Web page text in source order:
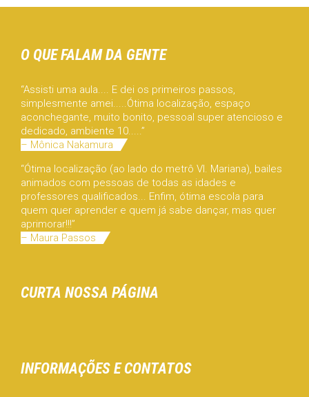
O QUE FALAM DA GENTE
“Assisti uma aula.... E dei os primeiros passos,
simplesmente amei.....Ótima localização, espaço
aconchegante, muito bonito, pessoal super atencioso e
dedicado, ambiente 10.....”
– Mônica Nakamura
“Ótima localização (ao lado do metrô Vl. Mariana), bailes
animados com pessoas de todas as idades e
professores qualificados... Enfim, ótima escola para
quem quer aprender e quem já sabe dançar, mas quer
aprimorar!!!”
– Maura Passos
CURTA NOSSA PÁGINA
INFORMAÇÕES E CONTATOS